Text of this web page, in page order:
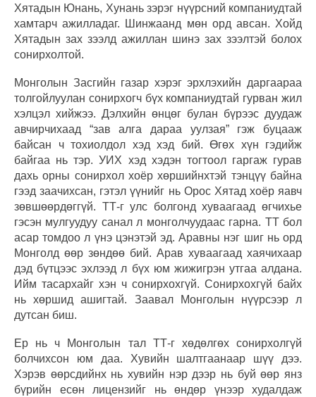
Хятадын Юнань, Хунань зэрэг нүүрсний компаниудтай
хамтарч ажилладаг. Шинжаанд мөн орд авсан. Хойд
Хятадын зах зээлд ажиллан шинэ зах зээлтэй болох
сонирхолтой.
Монголын Засгийн газар хэрэг эрхлэхийн даргаараа
толгойлуулан сонирхогч бүх компаниудтай гурван жил
хэлцэл хийжээ. Дэлхийн өнцөг булан бүрээс дуудаж
авчирчихаад “зав алга дараа уулзая” гэж буцааж
байсан ч тохиолдол хэд хэд бий. Өгөх хүн гэдийж
байгаа нь тэр. УИХ хэд хэдэн тогтоол гаргаж гурав
дахь орны сонирхол хоёр хөршийнхтэй тэнцүү байна
гээд заачихсан, гэтэл үүнийг нь Орос Хятад хоёр яавч
зөвшөөрдөггүй. ТТ-г улс болгонд хуваагаад өгчихье
гэсэн мулгуудуу санал л монголчуудаас гарна. ТТ бол
асар томдоо л үнэ цэнэтэй эд. Аравны нэг шиг нь орд
Монголд өөр зөндөө бий. Арав хуваагаад хаячихаар
дэд бүтцээс эхлээд л бүх юм жижигрэн утгаа алдана.
Ийм тасархайг хэн ч сонирхохгүй. Сонирхохгүй байх
нь хөршид ашигтай. Заавал Монголын нүүрсээр л
дутсан биш.
Ер нь ч Монголын тал ТТ-г хөдөлгөх сонирхолгүй
болчихсон юм даа. Хувийн шалтгаанаар шүү дээ.
Хэрэв өөрсдийнх нь хувийн нэр дээр нь буй өөр янз
бүрийн есөн лицензийг нь өндөр үнээр худалдаж